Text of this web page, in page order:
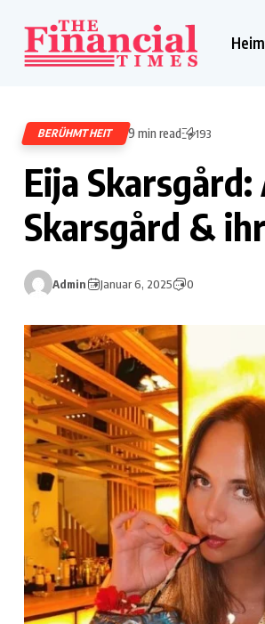
Heim
BERÜHMTHEIT 9 min read 193
Eija
Skarsgård &
Admin Januar 6, 2025 0